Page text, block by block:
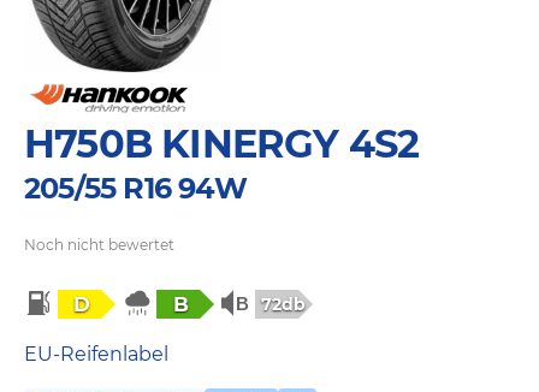
H750B KINERGY 4S2
205/55 R16 94W
Noch nicht bewertet
D B 72db
EU-Reifenlabel